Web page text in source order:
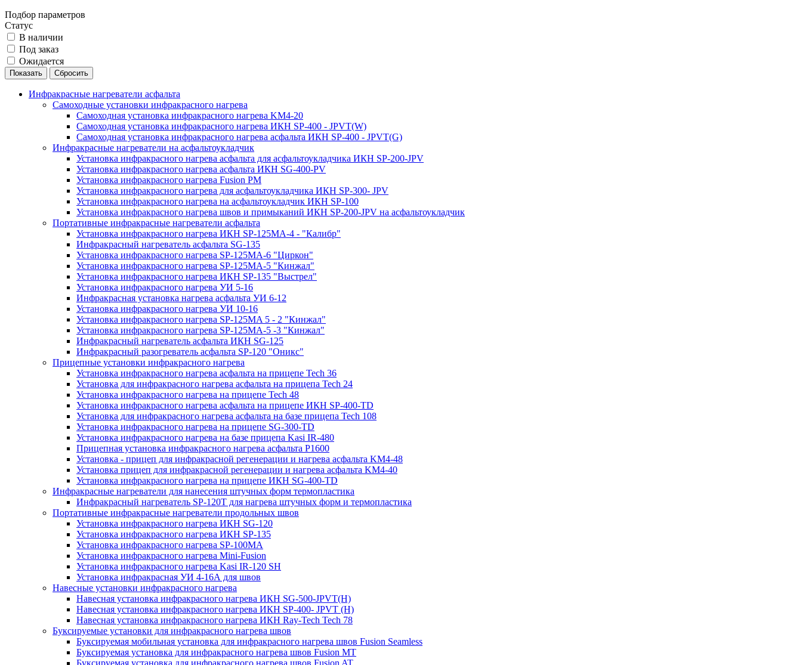
Подбор параметров
Статус
В наличии
Под заказ
Ожидается
Инфракрасные нагреватели асфальта
Самоходные установки инфракрасного нагрева
Самоходная установка инфракрасного нагрева KM4-20
Самоходная установка инфракрасного нагрева ИКН SP-400 - JPVT(W)
Самоходная установка инфракрасного нагрева асфальта ИКН SP-400 - JPVT(G)
Инфракрасные нагреватели на асфальтоукладчик
Установка инфракрасного нагрева асфальта для асфальтоукладчика ИКН SP-200-JPV
Установка инфракрасного нагрева асфальта ИКН SG-400-PV
Установка инфракрасного нагрева Fusion PM
Установка инфракрасного нагрева для асфальтоукладчика ИКН SP-300- JPV
Установка инфракрасного нагрева на асфальтоукладчик ИКН SP-100
Установка инфракрасного нагрева швов и примыканий ИКН SP-200-JPV на асфальтоукладчик
Портативные инфракрасные нагреватели асфальта
Установка инфракрасного нагрева ИКН SP-125МA-4 - "Калибр"
Инфракрасный нагреватель асфальта SG-135
Установка инфракрасного нагрева SP-125МA-6 "Циркон"
Установка инфракрасного нагрева SP-125МA-5 "Кинжал"
Установка инфракрасного нагрева ИКН SP-135 "Выстрел"
Установка инфракрасного нагрева УИ 5-16
Инфракрасная установка нагрева асфальта УИ 6-12
Установка инфракрасного нагрева УИ 10-16
Установка инфракрасного нагрева SP-125МA 5 - 2 "Кинжал"
Установка инфракрасного нагрева SP-125МA-5 -3 "Кинжал"
Инфракрасный нагреватель асфальта ИКН SG-125
Инфракрасный разогреватель асфальта SP-120 "Оникс"
Прицепные установки инфракрасного нагрева
Установка инфракрасного нагрева асфальта на прицепе Tech 36
Установка для инфракрасного нагрева асфальта на прицепа Tech 24
Установка инфракрасного нагрева на прицепе Tech 48
Установка инфракрасного нагрева асфальта на прицепе ИКН SP-400-TD
Установка для инфракрасного нагрева асфальта на базе прицепа Tech 108
Установка инфракрасного нагрева на прицепе SG-300-TD
Установка инфракрасного нагрева на базе прицепа Kasi IR-480
Прицепная установка инфракрасного нагрева асфальта P1600
Установка - прицеп для инфракрасной регенерации и нагрева асфальта KM4-48
Установка прицеп для инфракрасной регенерации и нагрева асфальта KM4-40
Установка инфракрасного нагрева на прицепе ИКН SG-400-TD
Инфракрасные нагреватели для нанесения штучных форм термопластика
Инфракрасный нагреватель SP-120T для нагрева штучных форм и термопластика
Портативные инфракрасные нагреватели продольных швов
Установка инфракрасного нагрева ИКН SG-120
Установка инфракрасного нагрева ИКН SP-135
Установка инфракрасного нагрева SP-100МА
Установка инфракрасного нагрева Mini-Fusion
Установка инфракрасного нагрева Kasi IR-120 SH
Установка инфракрасная УИ 4-16А для швов
Навесные установки инфракрасного нагрева
Навесная установка инфракрасного нагрева ИКН SG-500-JPVT(H)
Навесная установка инфракрасного нагрева ИКН SP-400- JPVT (Н)
Навесная установка инфракрасного нагрева ИКН Ray-Tech Tech 78
Буксируемые установки для инфракрасного нагрева швов
Буксируемая мобильная установка для инфракрасного нагрева швов Fusion Seamless
Буксируемая установка для инфракрасного нагрева швов Fusion MT
Буксируемая установка для инфракрасного нагрева швов Fusion AT